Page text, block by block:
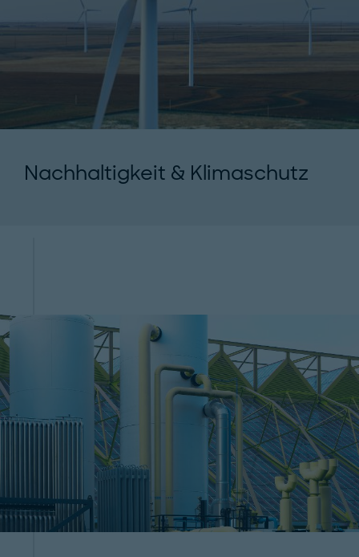
Nachhaltigkeit & Klimaschutz